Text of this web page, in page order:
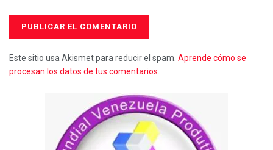
Este sitio usa Akismet para reducir el spam. Aprende cómo se
procesan los datos de tus comentarios.